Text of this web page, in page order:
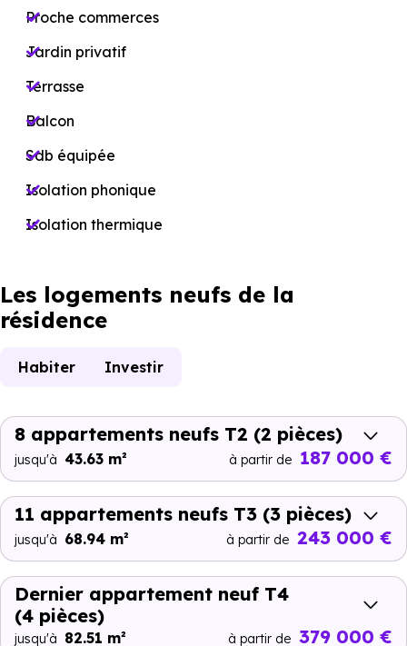
Proche commerces
Jardin privatif
Terrasse
Balcon
Sdb équipée
Isolation phonique
Isolation thermique
Les logements neufs de la
résidence
Habiter Investir
8 appartements neufs T2 (2 pièces)
jusqu'à 43.63 m² à partir de 187 000 €
11 appartements neufs T3 (3 pièces)
jusqu'à 68.94 m² à partir de 243 000 €
Dernier appartement neuf T4
(4 pièces)
jusqu'à 82.51 m² à partir de 379 000 €